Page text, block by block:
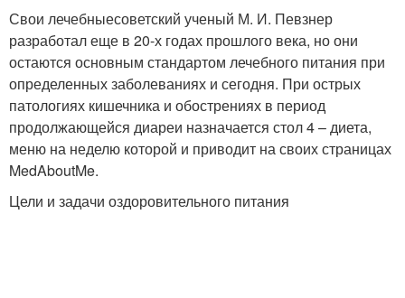
Свои лечебныесоветский ученый М. И. Певзнер
разработал еще в 20-х годах прошлого века, но они
остаются основным стандартом лечебного питания при
определенных заболеваниях и сегодня. При острых
патологиях кишечника и обострениях в период
продолжающейся диареи назначается стол 4 – диета,
меню на неделю которой и приводит на своих страницах
MedAboutMe.
Цели и задачи оздоровительного питания